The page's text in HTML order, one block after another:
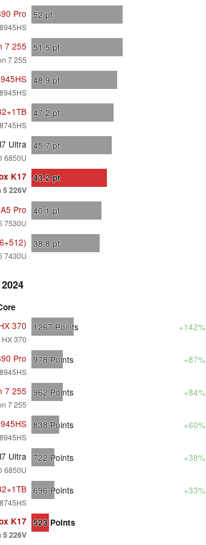
Pro 52 pt
7 255
7 255
51.5 pt
48.9 pt
47.2 pt
Ultra
6850U
45.7 pt
K17
5 226V
43.2pt
Pro
7530U
40.1 pt
7430U
38.8 pt
370
HX 370
1267 Points +142%
Pro 978 Points +87%
7 255
7 255
962 Points +84%
838 Points +60%
Ultra
6850U
722 Points +38%
696 Points +33%
K17
5 226V
523 Points